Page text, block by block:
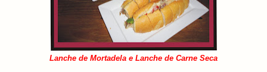
Lanche de Mortadela e Lanche de Carne Seca